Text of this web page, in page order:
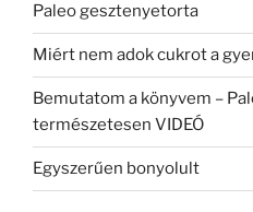
Paleo gesztenyetorta
Miért nem adok cukrot a
Bemutatom a könyvem –
természetesen VIDEÓ
Egyszerűen bonyolult